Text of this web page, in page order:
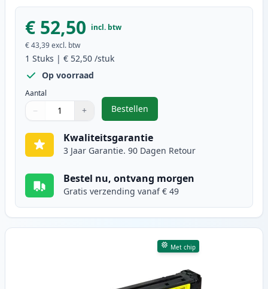
€ 52,50 incl. btw
€ 43,39excl. btw
1 Stuks | € 52,50 /stuk
Op voorraad
Aantal
Gebruik de knoppen om aan te passen
− +
1
Bestellen
,Canon 718 (2660B002AA) toner
Kwaliteitsgarantie
3 Jaar Garantie. 90 Dagen Retour
Bestel nu, ontvang morgen
Gratis verzending vanaf € 49
Met chip